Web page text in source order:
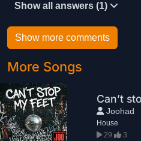
Show all answers (1)
Show more comments
More Songs
Can’t
Joohad
House
29
3